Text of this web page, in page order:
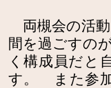
両槻会の活
間を過ごすの
く構成員だと
す。 また参